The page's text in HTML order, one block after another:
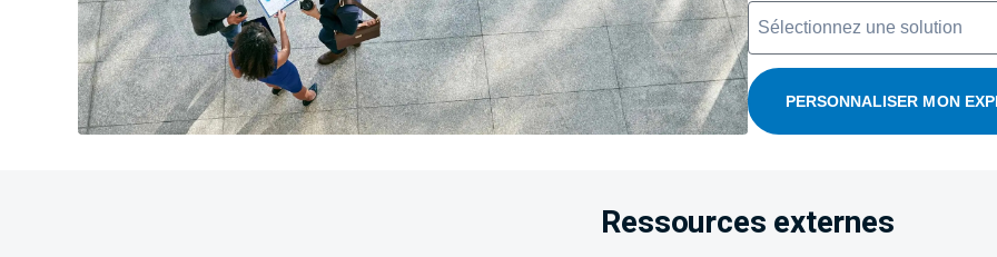
PERSONNALISER MON
Ressources externes